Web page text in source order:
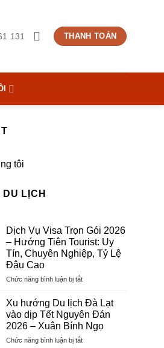
131 THANH TOÁN
tôi
DU LỊCH
Dịch Vụ Visa Trọn Gói 2026
– Hướng Tiên Tourist: Uy
Tín, Chuyên Nghiệp, Tỷ Lệ
Đậu Cao
Chức năng bình luận bị tắtở
Vụ
Visa
Trọn
Gói
2026
Xu hướng Du lịch Đà Lạt
vào dịp Tết Nguyên Đán
2026 – Xuân Bính Ngọ
Chức năng bình luận bị tắtở